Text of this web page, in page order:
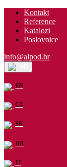
Kontakt
Reference
Katalozi
Poslovnice
info@alpod.hr
EN
CZ
SK
HR
IT